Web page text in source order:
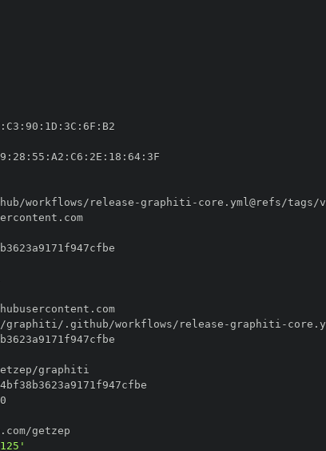
: C3 : 90 : 1D : 3C : 6F :
: 28 : 55 : A2 : C6 : 2E : 18 : 64:
workflows/release -graphiti -
//token.actions.githubusercontent.com
//token.actions.githubusercontent.com
graphiti/.github/workflows/release -graphiti -